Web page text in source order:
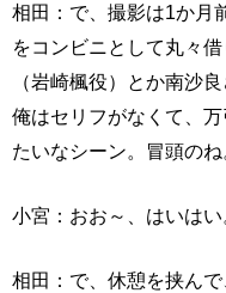
相田：で、撮影は1か月
をコンビニとして丸々
（岩崎楓役）とか南沙
俺はセリフがなくて、
たいなシーン。冒頭のね
小宮：おお～、はいはい
相田：で、休憩を挟ん